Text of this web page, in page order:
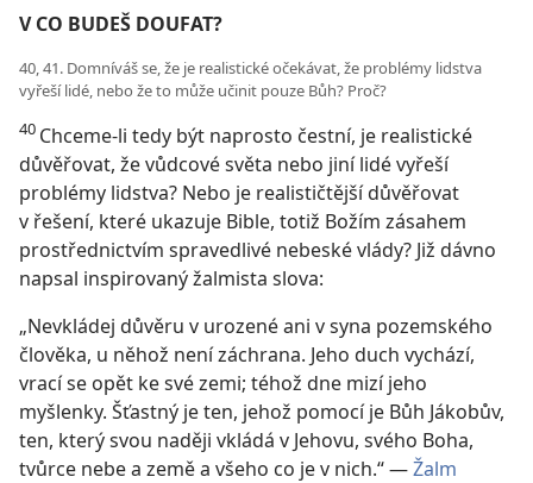
V CO BUDEŠ DOUFAT?
40, 41. Domníváš se, že je realistické očekávat, že problémy lidstva
vyřeší lidé, nebo že to může učinit pouze Bůh? Proč?
40 Chceme-li tedy být naprosto čestní, je realistické
důvěřovat, že vůdcové světa nebo jiní lidé vyřeší
problémy lidstva? Nebo je realističtější důvěřovat
v řešení, které ukazuje Bible, totiž Božím zásahem
prostřednictvím spravedlivé nebeské vlády? Již dávno
napsal inspirovaný žalmista slova:
„Nevkládej důvěru v urozené ani v syna pozemského
člověka, u něhož není záchrana. Jeho duch vychází,
vrací se opět ke své zemi; téhož dne mizí jeho
myšlenky. Šťastný je ten, jehož pomocí je Bůh Jákobův,
ten, který svou naději vkládá v Jehovu, svého Boha,
tvůrce nebe a země a všeho co je v nich.“ —Žalm